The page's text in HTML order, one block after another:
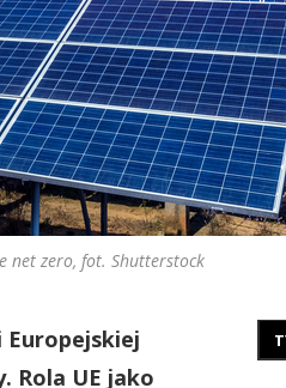
net zero, fot. Shutterstock
Rola UE jako